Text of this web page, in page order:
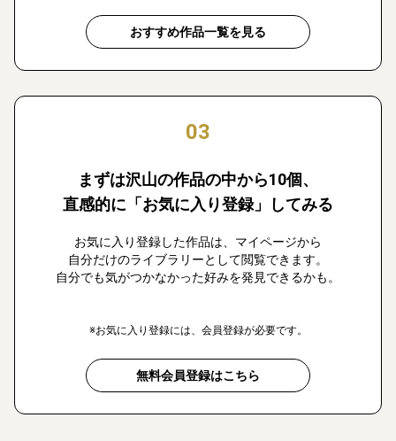
おすすめ作品一覧を見る
03
まずは沢山の作品の中から10個、
直感的に「お気に入り登録」してみる
お気に入り登録した作品は、マイページから
自分だけのライブラリーとして閲覧できます。
自分でも気がつかなかった好みを発見できるかも。
※お気に入り登録には、会員登録が必要です。
無料会員登録はこちら